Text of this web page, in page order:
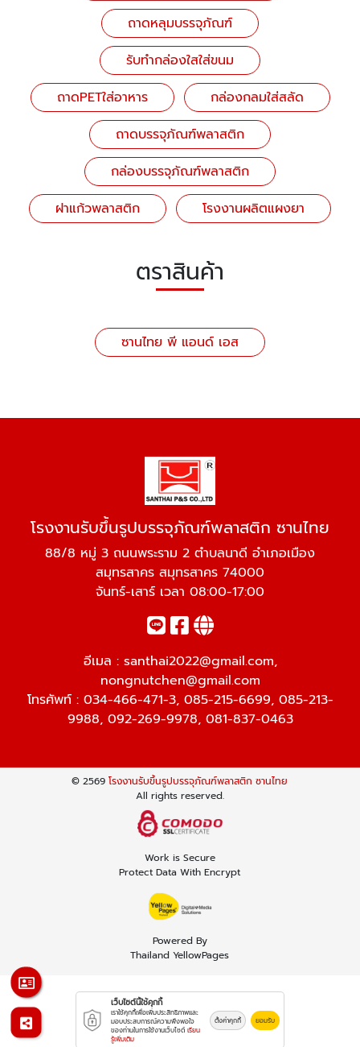
ถาดหลุมบรรจุภัณฑ์
รับทำกล่องใสใส่ขนม
ถาดPETใส่อาหาร
กล่องกลมใส่สลัด
ถาดบรรจุภัณฑ์พลาสติก
กล่องบรรจุภัณฑ์พลาสติก
ฝาแก้วพลาสติก
โรงงานผลิตแผงยา
ตราสินค้า
ซานไทย พี แอนด์ เอส
โรงงานรับขึ้นรูปบรรจุภัณฑ์พลาสติก ซานไทย
88/8 หมู่ 3 ถนนพระราม 2 ตำบลนาดี อำเภอเมือง
สมุทรสาคร สมุทรสาคร 74000
จันทร์-เสาร์ เวลา 08:00-17:00
อีเมล : santhai2022@gmail.com,
nongnutchen@gmail.com
โทรศัพท์ : 034-466-471-3, 085-215-6699, 085-213-
9988, 092-269-9978, 081-837-0463
© 2569โรงงานรับขึ้นรูปบรรจุภัณฑ์พลาสติก ซานไทย
All rights reserved.
Work is Secure
Protect Data With Encrypt
Powered By
Thailand YellowPages
เว็บไซต์นี้ใช้คุกกี้
เราใช้คุกกี้เพื่อเพิ่มประสิทธิภาพและ
มอบประสบการณ์ความพึงพอใจ
ของท่านในการใช้งานเว็บไซต์ เรียน
รู้เพิ่มเติม
ตั้งค่าคุกกี้ ยอมรับ